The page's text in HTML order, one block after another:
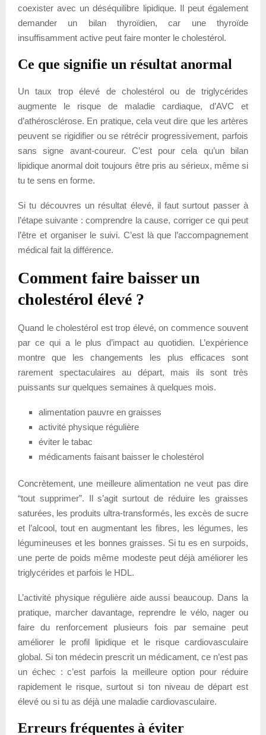
coexister avec un déséquilibre lipidique. Il peut également
demander un bilan thyroïdien, car une thyroïde
insuffisamment active peut faire monter le cholestérol.
Ce que signifie un résultat anormal
Un taux trop élevé de cholestérol ou de triglycérides
augmente le risque de maladie cardiaque, d’AVC et
d’athérosclérose. En pratique, cela veut dire que les artères
peuvent se rigidifier ou se rétrécir progressivement, parfois
sans signe avant-coureur. C’est pour cela qu’un bilan
lipidique anormal doit toujours être pris au sérieux, même si
tu te sens en forme.
Si tu découvres un résultat élevé, il faut surtout passer à
l’étape suivante : comprendre la cause, corriger ce qui peut
l’être et organiser le suivi. C’est là que l’accompagnement
médical fait la différence.
Comment faire baisser un
cholestérol élevé ?
Quand le cholestérol est trop élevé, on commence souvent
par ce qui a le plus d’impact au quotidien. L’expérience
montre que les changements les plus efficaces sont
rarement spectaculaires au départ, mais ils sont très
puissants sur quelques semaines à quelques mois.
alimentation pauvre en graisses
activité physique régulière
éviter le tabac
médicaments faisant baisser le cholestérol
Concrètement, une meilleure alimentation ne veut pas dire
“tout supprimer”. Il s’agit surtout de réduire les graisses
saturées, les produits ultra-transformés, les excès de sucre
et l’alcool, tout en augmentant les fibres, les légumes, les
légumineuses et les bonnes graisses. Si tu es en surpoids,
une perte de poids même modeste peut déjà améliorer les
triglycérides et parfois le HDL.
L’activité physique régulière aide aussi beaucoup. Dans la
pratique, marcher davantage, reprendre le vélo, nager ou
faire du renforcement plusieurs fois par semaine peut
améliorer le profil lipidique et le risque cardiovasculaire
global. Si ton médecin prescrit un médicament, ce n’est pas
un échec : c’est parfois la meilleure option pour réduire
rapidement le risque, surtout si ton niveau de départ est
élevé ou si tu as déjà une maladie cardiovasculaire.
Erreurs fréquentes à éviter